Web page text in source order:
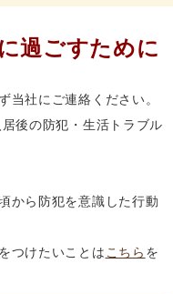
過ごすために
当社にご連絡ください。
後の防犯・生活トラブル
から防犯を意識した行動
つけたいことは こちら を